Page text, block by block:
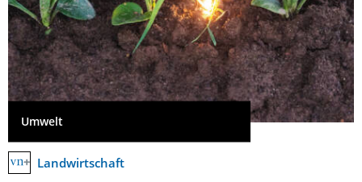
Umwelt
Landwirtschaft